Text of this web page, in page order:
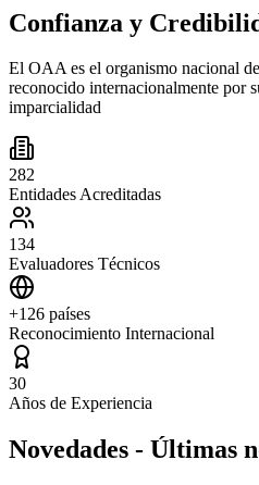
Confianza y
El OAA es el organismo nacional
reconocido internacionalmente por
imparcialidad
282
Entidades Acreditadas
134
Evaluadores Técnicos
+126 países
Reconocimiento Internacional
30
Años de Experiencia
Novedades - Últimas